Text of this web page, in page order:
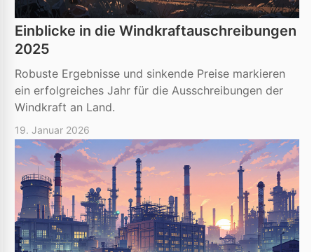
Einblicke in die Windkraftauschreibungen
2025
Robuste Ergebnisse und sinkende Preise markieren
ein erfolgreiches Jahr für die Ausschreibungen der
Windkraft an Land.
19. Januar 2026